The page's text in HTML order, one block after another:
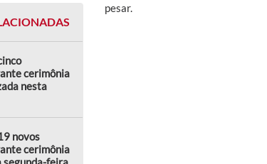
cerimônia
nesta
novos
cerimônia
pesar.